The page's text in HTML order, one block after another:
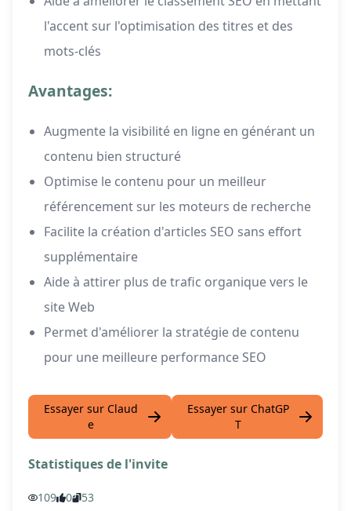
l'accent sur l'optimisation des titres et des
mots-clés
Avantages:
Augmente la visibilité en ligne en générant un
contenu bien structuré
Optimise le contenu pour un meilleur
référencement sur les moteurs de recherche
Facilite la création d'articles SEO sans effort
supplémentaire
Aide à attirer plus de trafic organique vers le
site Web
Permet d'améliorer la stratégie de contenu
pour une meilleure performance SEO
Essayer sur Claud
e
Essayer sur ChatGP
T
Statistiques de l'invite
109 0 53